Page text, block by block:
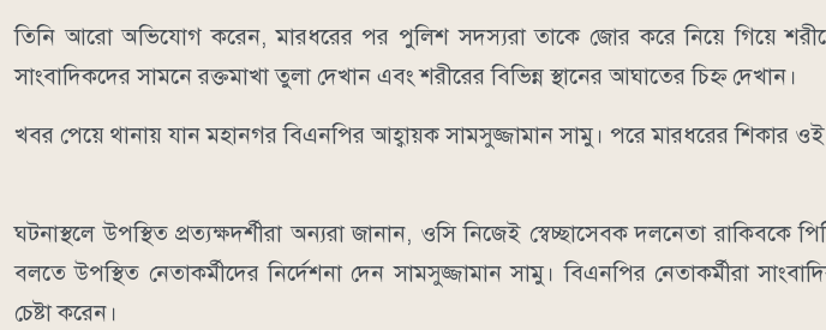
তিনি আরো অভিযোগ করেন, মারধরের পর পুলিশ সদস্যরা তাকে জোর করে নিয়ে গিয়ে
সাংবাদিকদের সামনে রক্তমাখা তুলা দেখান এবং শরীরের বিভিন্ন স্থানের আঘাতের চিহ্ন দেখান।
খবর পেয়ে থানায় যান মহানগর বিএনপির আহ্বায়ক সামসুজ্জামান সামু। পরে মারধরের শিকার
ঘটনাস্থলে উপস্থিত প্রত্যক্ষদর্শীরা অন্যরা জানান, ওসি নিজেই স্বেচ্ছাসেবক দলনেতা রাকিবকে
বলতে উপস্থিত নেতাকর্মীদের নির্দেশনা দেন সামসুজ্জামান সামু। বিএনপির নেতাকর্মীরা
চেষ্টা করেন।